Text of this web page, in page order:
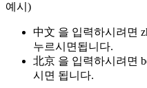
예시)
中文 을 입력하시려면
누르시면됩니다.
北京 을 입력하시려면
시면 됩니다.